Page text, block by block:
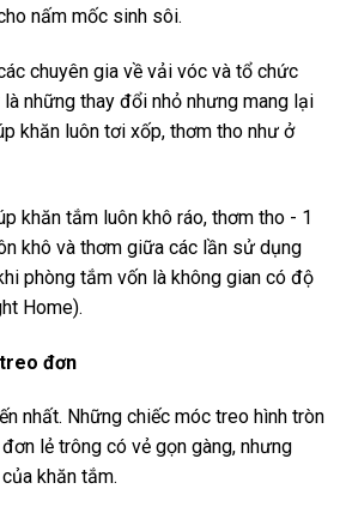
nấm mốc sinh sôi.
chuyên gia về vải vóc và tổ chức
những thay đổi nhỏ nhưng mang lại
khăn luôn tơi xốp, thơm tho như ở
khô và thơm giữa các lần sử dụng
phòng tắm vốn là không gian có độ
Home).
đơn
nhất. Những chiếc móc treo hình tròn
lẻ trông có vẻ gọn gàng, nhưng
khăn tắm.